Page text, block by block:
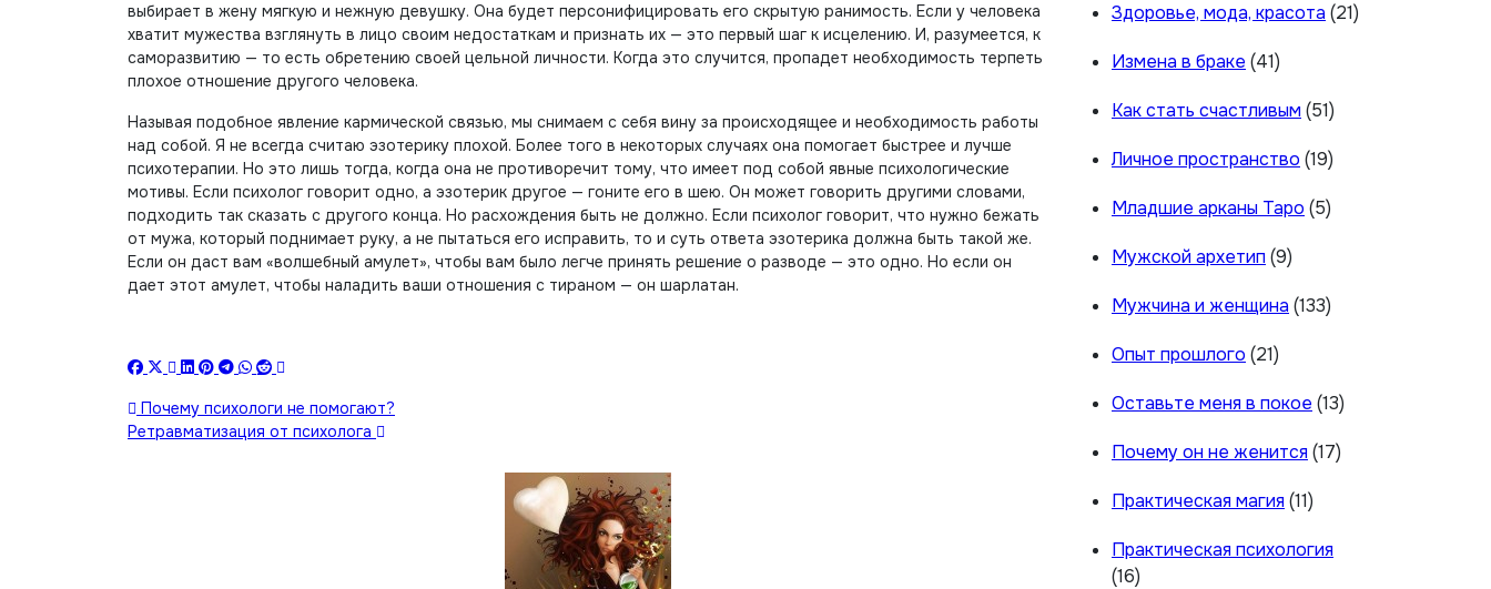
выбирает в жену мягкую и нежную девушку. Она будет персонифицировать его скрытую ранимость. Если у человека
хватит мужества взглянуть в лицо своим недостаткам и признать их — это первый шаг к исцелению. И, разумеется, к
саморазвитию — то есть обретению своей цельной личности. Когда это случится, пропадет необходимость терпеть
плохое отношение другого человека.
Называя подобное явление кармической связью, мы снимаем с себя вину за происходящее и необходимость работы
над собой. Я не всегда считаю эзотерику плохой. Более того в некоторых случаях она помогает быстрее и лучше
психотерапии. Но это лишь тогда, когда она не противоречит тому, что имеет под собой явные психологические
мотивы. Если психолог говорит одно, а эзотерик другое — гоните его в шею. Он может говорить другими словами,
подходить так сказать с другого конца. Но расхождения быть не должно. Если психолог говорит, что нужно бежать
от мужа, который поднимает руку, а не пытаться его исправить, то и суть ответа эзотерика должна быть такой же.
Если он даст вам «волшебный амулет», чтобы вам было легче принять решение о разводе — это одно. Но если он
дает этот амулет, чтобы наладить ваши отношения с тираном — он шарлатан.
Навигация
Почему психологи не помогают?
Ретравматизация от психолога
Здоровье, мода, красота (21)
Измена в браке (41)
Как стать счастливым (51)
Личное пространство (19)
Младшие арканы Таро (5)
Мужской архетип (9)
Мужчина и женщина (133)
Опыт прошлого (21)
Оставьте меня в покое (13)
Почему он не женится (17)
Практическая магия (11)
Практическая психология
(16)